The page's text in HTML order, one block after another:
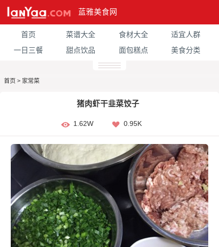
蓝雅美食网
首页 菜谱大全 食材大全
适宜人群
一日三餐
甜点饮品 面包糕点 美食分类
首页 > 家常菜
猪肉虾干韭菜饺子
1.62W 0.95K